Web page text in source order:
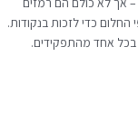
כדי לזכות בנקודות.
אחד מהתפקידים.